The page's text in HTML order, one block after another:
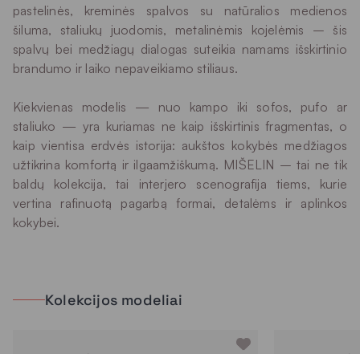
pastelinės, kreminės spalvos su natūralios medienos
šiluma, staliukų juodomis, metalinėmis kojelėmis – šis
spalvų bei medžiagų dialogas suteikia namams išskirtinio
brandumo ir laiko nepaveikiamo stiliaus.
Kiekvienas modelis — nuo kampo iki sofos, pufo ar
staliuko — yra kuriamas ne kaip išskirtinis fragmentas, o
kaip vientisa erdvės istorija: aukštos kokybės medžiagos
užtikrina komfortą ir ilgaamžiškumą. MIŠELIN – tai ne tik
baldų kolekcija, tai interjero scenografija tiems, kurie
vertina rafinuotą pagarbą formai, detalėms ir aplinkos
kokybei.
Kolekcijos modeliai